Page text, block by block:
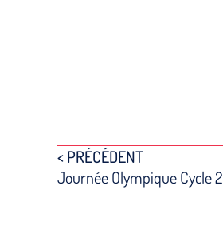
< PRÉCÉDENT
Journée Olympique Cycle 2